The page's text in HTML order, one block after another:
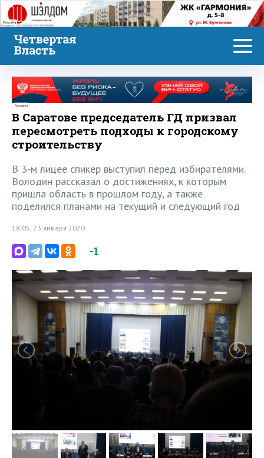
Реклама
Реклама
В Саратове председатель ГД призвал
пересмотреть подходы к городскому
строительству
В 3-м лицее спикер выступил перед избирателями.
Володин рассказал о достижениях, к которым
пришла область в прошлом году, а также
поделился планами на текущий и следующий год
18:05, 23 января 2020
-1